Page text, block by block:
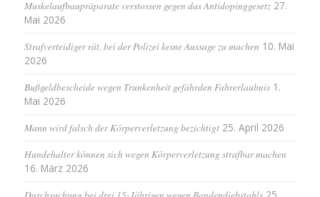
Muskelaufbaupräparate verstossen gegen das Antidopinggesetz 27.
Mai 2026
Strafverteidiger rät, bei der Polizei keine Aussage zu machen 10. Mai
2026
Bußgeldbescheide wegen Trunkenheit gefährden Fahrerlaubnis 1.
Mai 2026
Mann wird falsch der Körperverletzung bezichtigt 25. April 2026
Hundehalter können sich wegen Körperverletzung strafbar machen
16. März 2026